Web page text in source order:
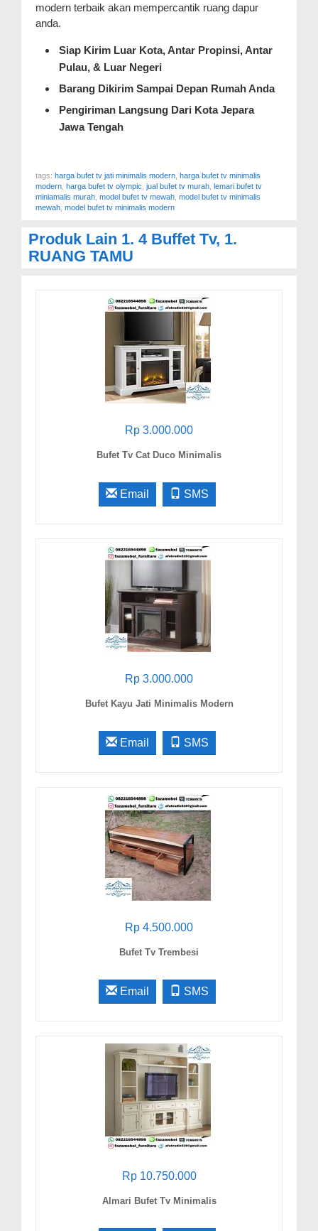
modern terbaik akan mempercantik ruang dapur
anda.
Siap Kirim Luar Kota, Antar Propinsi, Antar
Pulau, & Luar Negeri
Barang Dikirim Sampai Depan Rumah Anda
Pengiriman Langsung Dari Kota Jepara
Jawa Tengah
tags: harga bufet tv jati minimalis modern harga bufet tv minimalis
modern harga bufet tv olympic jual bufet tv murah lemari bufet tv
miniamalis murah model bufet tv mewah model bufet tv minimalis
mewah model bufet tv minimalis modern
Produk Lain 1. 4 Buffet Tv, 1.
RUANG TAMU
Rp 3.000.000
Bufet Tv Cat Duco Minimalis
Email SMS
Rp 3.000.000
Bufet Kayu Jati Minimalis Modern
Email SMS
Rp 4.500.000
Bufet Tv Trembesi
Email SMS
Rp 10.750.000
Almari Bufet Tv Minimalis